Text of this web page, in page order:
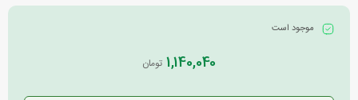
موجود است
1,140,040 تومان